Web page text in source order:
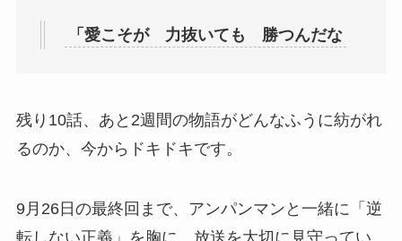
「愛こそが 力抜いても 勝つんだな
残り10話、あと2週間の物語がどんなふうに紡がれ
るのか、今からドキドキです。
9月26日の最終回まで、アンパンマンと一緒に「逆